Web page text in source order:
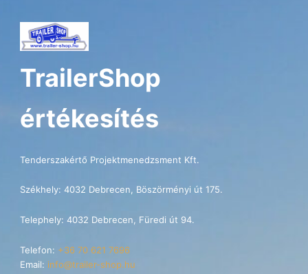
TrailerShop
értékesítés
Tenderszakértő Projektmenedzsment Kft.
Székhely: 4032 Debrecen, Böszörményi út 175.
Telephely: 4032 Debrecen, Füredi út 94.
Telefon: +36 70 621 7696
Email: info@trailer-shop.hu